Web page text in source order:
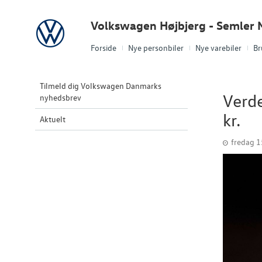
Forside Nye personbiler Nye varebiler
Volkswagen Volkswagen Højbjerg - Semler
Tilmeld dig Volkswagen Danmarks
nyhedsbrev
Aktuelt
kr.
fredag